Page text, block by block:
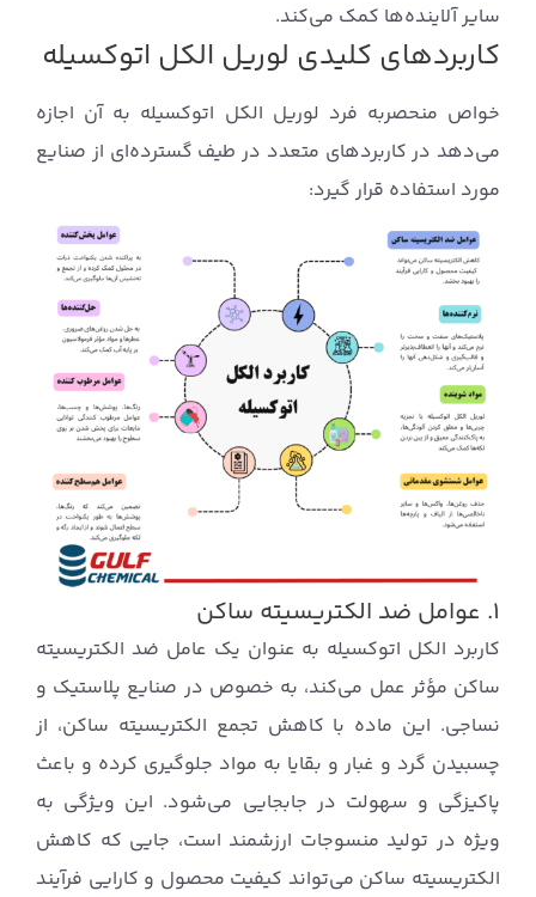
سایر آلاینده‌ها کمک می‌کند.
کاربردهای کلیدی لوریل الکل اتوکسیله
خواص منحصربه ‌فرد لوریل الکل اتوکسیله به آن اجازه
می‌دهد در کاربردهای متعدد در طیف گسترده‌ای از صنایع
مورد استفاده قرار گیرد:
۱. عوامل ضد الکتریسیته ساکن
کاربرد الکل اتوکسیله به عنوان یک عامل ضد الکتریسیته
ساکن مؤثر عمل می‌کند، به خصوص در صنایع پلاستیک و
نساجی. این ماده با کاهش تجمع الکتریسیته ساکن، از
چسبیدن گرد و غبار و بقایا به مواد جلوگیری کرده و باعث
پاکیزگی و سهولت در جابجایی می‌شود. این ویژگی به
ویژه در تولید منسوجات ارزشمند است، جایی که کاهش
الکتریسیته ساکن می‌تواند کیفیت محصول و کارایی فرآیند